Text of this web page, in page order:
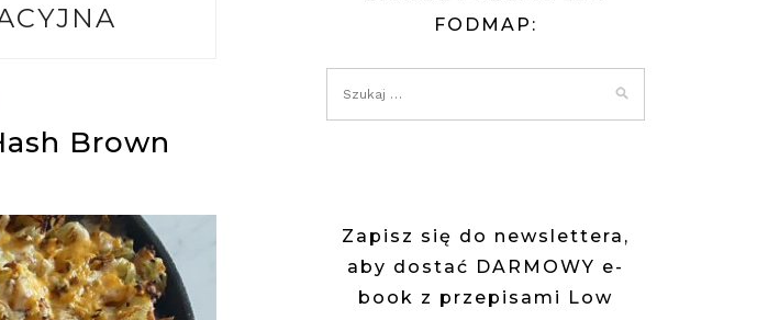
Brown
FODMAP:
Zapisz się do newslettera,
aby dostać DARMOWY e-
book z przepisami Low